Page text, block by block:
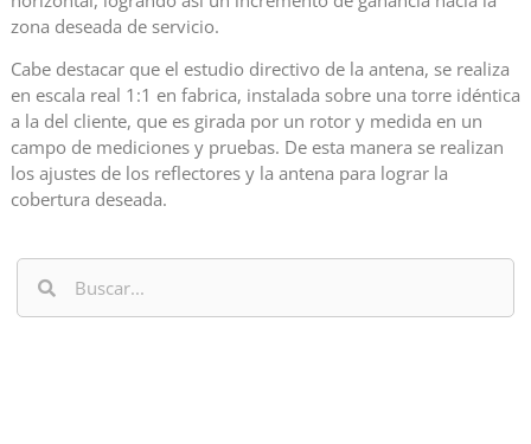
zona deseada de servicio.
Cabe destacar que el estudio directivo de la antena, se realiza
en escala real 1:1 en fabrica, instalada sobre una torre idéntica
a la del cliente, que es girada por un rotor y medida en un
campo de mediciones y pruebas. De esta manera se realizan
los ajustes de los reflectores y la antena para lograr la
cobertura deseada.